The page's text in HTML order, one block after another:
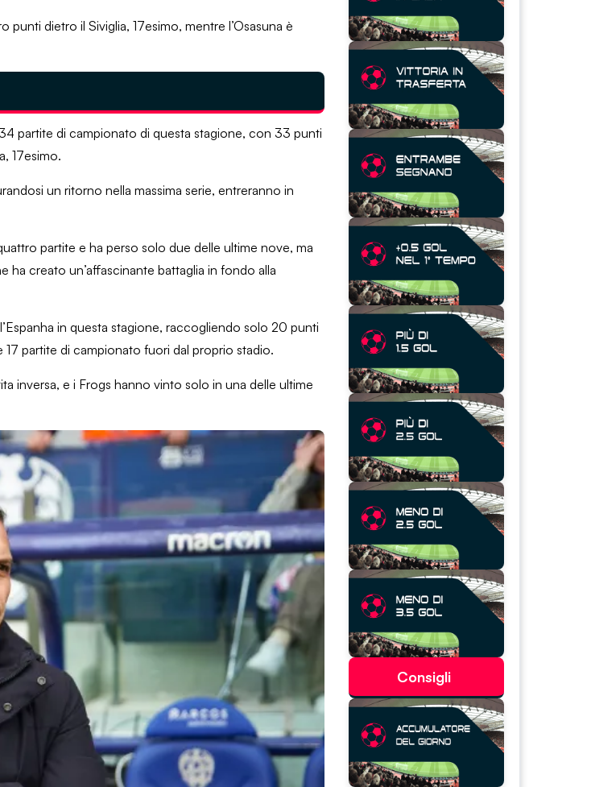
punti dietro il Siviglia, 17esimo, mentre l’Osasuna è
partite di campionato di questa stagione, con 33 punti
17esimo.
un ritorno nella massima serie, entreranno in
partite e ha perso solo due delle ultime nove, ma
creato un’affascinante battaglia in fondo alla
in questa stagione, raccogliendo solo 20 punti
17 partite di campionato fuori dal proprio stadio.
inversa, e i Frogs hanno vinto solo in una delle ultime
Consigli